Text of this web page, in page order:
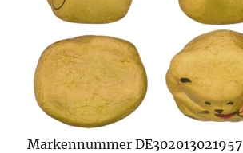
Markennummer DE302013021957